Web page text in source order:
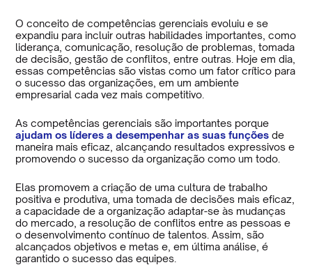
O conceito de competências gerenciais evoluiu e se
expandiu para incluir outras habilidades importantes, como
liderança, comunicação, resolução de problemas, tomada
de decisão, gestão de conflitos, entre outras. Hoje em dia,
essas competências são vistas como um fator crítico para
o sucesso das organizações, em um ambiente
empresarial cada vez mais competitivo.
As competências gerenciais são importantes porque
ajudam os líderes a desempenhar as suas funções de
maneira mais eficaz, alcançando resultados expressivos e
promovendo o sucesso da organização como um todo.
Elas promovem a criação de uma cultura de trabalho
positiva e produtiva, uma tomada de decisões mais eficaz,
a capacidade de a organização adaptar-se às mudanças
do mercado, a resolução de conflitos entre as pessoas e
o desenvolvimento contínuo de talentos. Assim, são
alcançados objetivos e metas e, em última análise, é
garantido o sucesso das equipes.